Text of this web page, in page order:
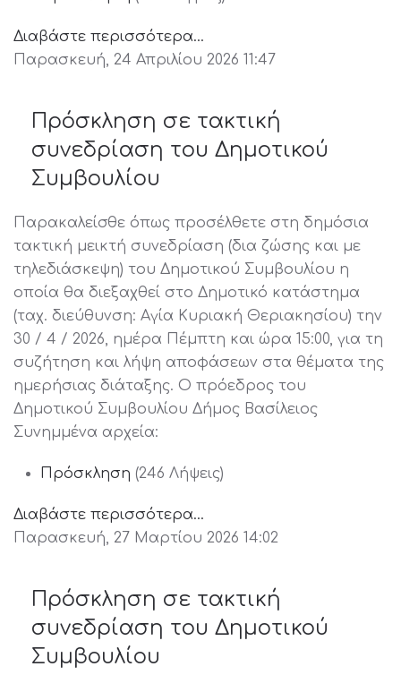
Διαβάστε περισσότερα...
Παρασκευή, 24 Απριλίου 2026 11:47
Πρόσκληση σε τακτική
συνεδρίαση του Δημοτικού
Συμβουλίου
Παρακαλείσθε όπως προσέλθετε στη δημόσια
τακτική μεικτή συνεδρίαση (δια ζώσης και με
τηλεδιάσκεψη) του Δημοτικού Συμβουλίου η
οποία θα διεξαχθεί στο Δημοτικό κατάστημα
(ταχ. διεύθυνση: Αγία Κυριακή Θεριακησίου) την
30 / 4 / 2026, ημέρα Πέμπτη και ώρα 15:00, για τη
συζήτηση και λήψη αποφάσεων στα θέματα της
ημερήσιας διάταξης. Ο πρόεδρος του
Δημοτικού Συμβουλίου Δήμος Βασίλειος
Συνημμένα αρχεία:
Πρόσκληση (246 Λήψεις)
Διαβάστε περισσότερα...
Παρασκευή, 27 Μαρτίου 2026 14:02
Πρόσκληση σε τακτική
συνεδρίαση του Δημοτικού
Συμβουλίου